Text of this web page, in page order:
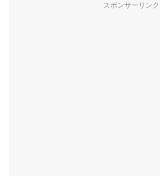
スポンサーリンク